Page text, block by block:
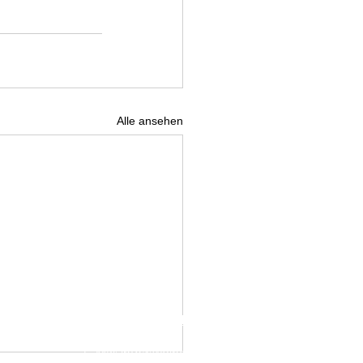
Alle ansehen
DATENSCHUTZ
E-Mai:info@weinelf.de